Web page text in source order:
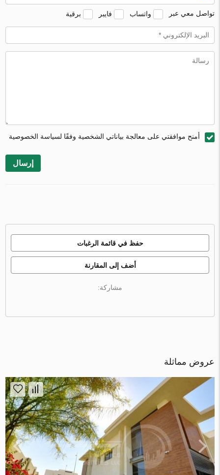
تواصل معي عبر واتساب فايبر برقية
أمنح موافقتي على معالجة بياناتي الشخصية وفقًا لسياسة الخصوصية
إرسال
حفظ في قائمة الرغبات
أضف إلى المقارنة
مشاركة:
عروض مماثلة